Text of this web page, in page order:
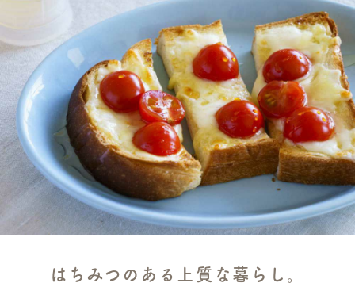
はちみつのある上質な暮らし。